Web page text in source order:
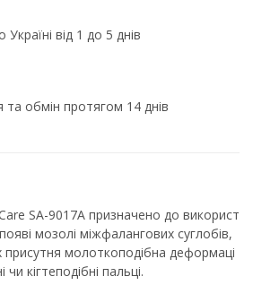
від 1 до 5 днів
та обмін протягом 14 днів
SA-9017A призначено до використ
мозолі міжфалангових суглобів,
молоткоподібна деформаці
кігтеподібні пальці.